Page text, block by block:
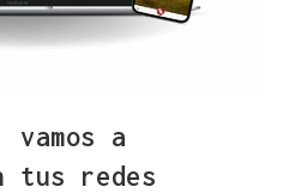
a
tus redes